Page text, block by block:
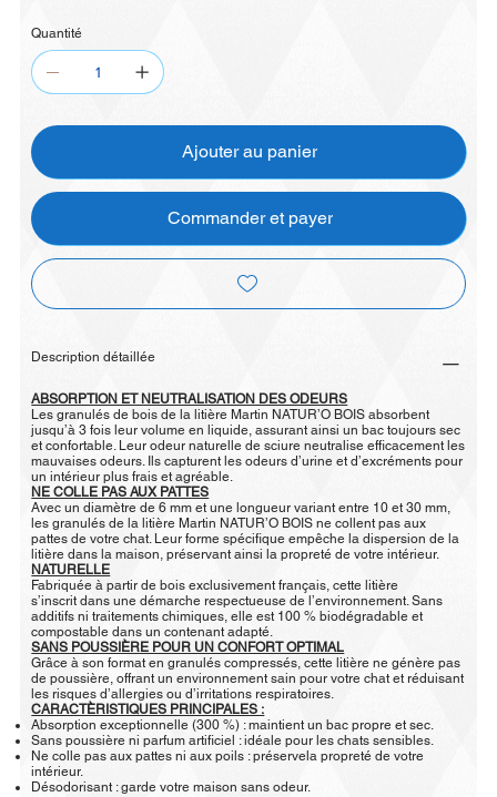
Quantité
Ajouter au panier
Commander et payer
Description détaillée
ABSORPTION ET NEUTRALISATION DES ODEURS
Les granulés de bois de la litière Martin NATUR’O BOIS absorbent
jusqu’à 3 fois leur volume en liquide, assurant ainsi un bac toujours sec
et confortable. Leur odeur naturelle de sciure neutralise efficacement les
mauvaises odeurs. Ils capturent les odeurs d’urine et d’excréments pour
un intérieur plus frais et agréable.
NE COLLE PAS AUX PATTES
Avec un diamètre de 6 mm et une longueur variant entre 10 et 30 mm,
les granulés de la litière Martin NATUR’O BOIS ne collent pas aux
pattes de votre chat. Leur forme spécifique empêche la dispersion de la
litière dans la maison, préservant ainsi la propreté de votre intérieur.
NATURELLE
Fabriquée à partir de bois exclusivement français, cette litière
s’inscrit dans une démarche respectueuse de l’environnement. Sans
additifs ni traitements chimiques, elle est 100 % biodégradable et
compostable dans un contenant adapté.
SANS POUSSIÈRE POUR UN CONFORT OPTIMAL
Grâce à son format en granulés compressés, cette litière ne génère pas
de poussière, offrant un environnement sain pour votre chat et réduisant
les risques d’allergies ou d’irritations respiratoires.
CARACTÈRISTIQUES PRINCIPALES :
Absorption exceptionnelle (300 %) : maintient un bac propre et sec.
Sans poussière ni parfum artificiel : idéale pour les chats sensibles.
Ne colle pas aux pattes ni aux poils : préservela propreté de votre
intérieur.
Désodorisant : garde votre maison sans odeur.